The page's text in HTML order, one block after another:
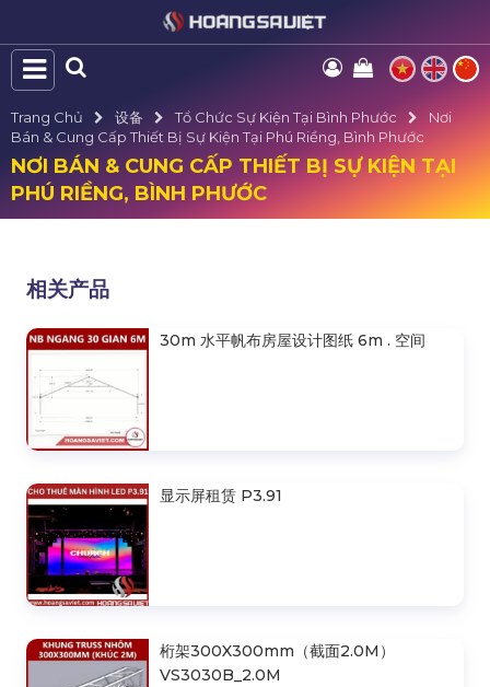
Trang Chủ 设备 Tổ Chức Sự Kiện Tại Bình Phước
Nơi
Bán & Cung Cấp Thiết Bị Sự Kiện Tại Phú Riềng, Bình Phước
NƠI BÁN & CUNG CẤP THIẾT BỊ SỰ KIỆN TẠI
PHÚ RIỀNG, BÌNH PHƯỚC
相关产品
30m 水平帆布房屋设计图纸 6m . 空间
显示屏租赁 P3.91
桁架300X300mm（截面2.0M）
VS3030B_2.0M